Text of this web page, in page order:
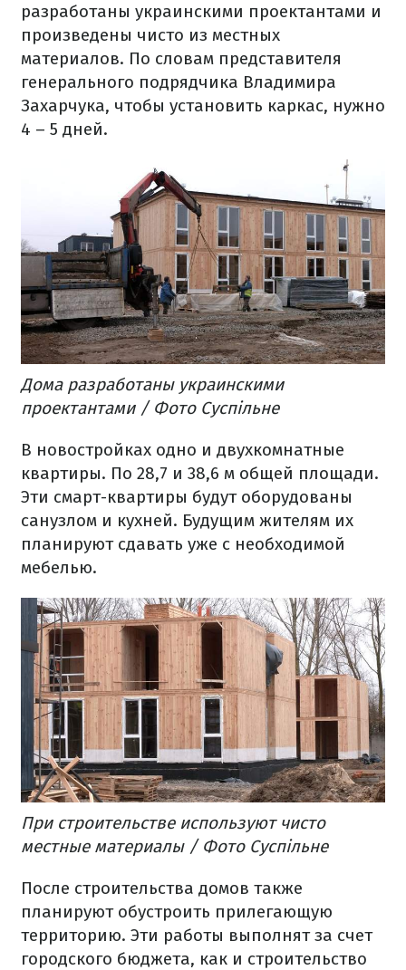
разработаны украинскими проектантами и
произведены чисто из местных
материалов. По словам представителя
генерального подрядчика Владимира
Захарчука, чтобы установить каркас, нужно
4 – 5 дней.
Дома разработаны украинскими
проектантами / Фото Суспільне
В новостройках одно и двухкомнатные
квартиры. По 28,7 и 38,6 м общей площади.
Эти смарт-квартиры будут оборудованы
санузлом и кухней. Будущим жителям их
планируют сдавать уже с необходимой
мебелью.
При строительстве используют чисто
местные материалы / Фото Суспільне
После строительства домов также
планируют обустроить прилегающую
территорию. Эти работы выполнят за счет
городского бюджета, как и строительство